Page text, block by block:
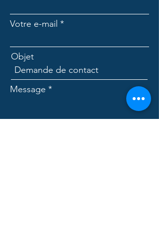
Votre e-mail
Objet
Message